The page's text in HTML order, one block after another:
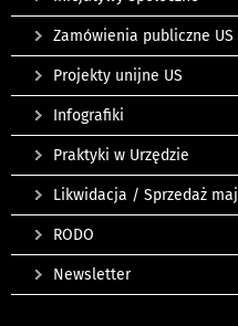
Zamówienia publiczne US
Projekty unijne US
Infografiki
Praktyki w Urzędzie
Likwidacja / Sprzedaż
RODO
Newsletter